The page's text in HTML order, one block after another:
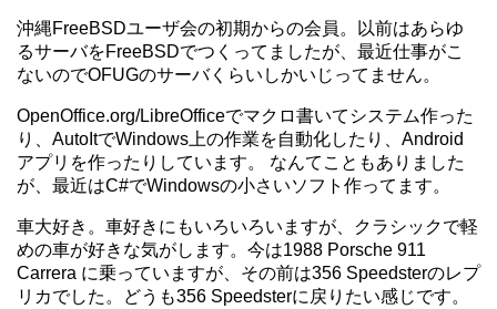
沖縄FreeBSDユーザ会の初期からの会員。以前はあらゆ
るサーバをFreeBSDでつくってましたが、最近仕事がこ
ないのでOFUGのサーバくらいしかいじってません。
OpenOffice.org/LibreOfficeでマクロ書いてシステム作った
り、AutoItでWindows上の作業を自動化したり、Android
アプリを作ったりしています。 なんてこともありました
が、最近はC#でWindowsの小さいソフト作ってます。
車大好き。車好きにもいろいろいますが、クラシックで軽
めの車が好きな気がします。今は1988 Porsche 911
Carrera に乗っていますが、その前は356 Speedsterのレプ
リカでした。どうも356 Speedsterに戻りたい感じです。